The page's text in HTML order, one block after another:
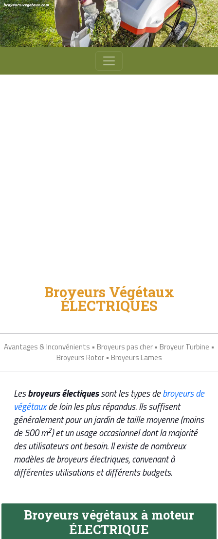
Broyeurs Végétaux
ÉLECTRIQUES
Avantages & Inconvénients • Broyeurs pas cher• Broyeur Turbine •
Broyeurs Rotor• Broyeurs Lames
Lesbroyeurs électiquessont les types debroyeurs de
végétauxde loin les plus répandus. Ils suffisent
généralement pour un jardin de taille moyenne (moins
de 500 m2) et un usage occasionnel dont la majorité
des utilisateurs ont besoin. Il existe de nombreux
modèles debroyeurs électriques, convenant à
différentes utilisations et différents budgets.
Broyeurs végétaux à moteur
ÉLECTRIQUE